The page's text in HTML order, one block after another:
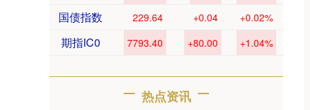
国债指数 229.64 +0.04 +0.02%
期指IC0 7793.40 +80.00 +1.04%
热点资讯